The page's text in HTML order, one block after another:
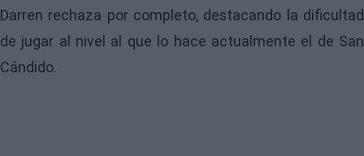
Darren rechaza por completo, destacando la dificultad
de jugar al nivel al que lo hace actualmente el de San
Cándido.